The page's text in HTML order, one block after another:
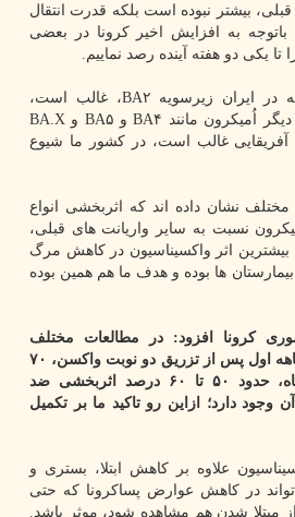
بیشتر نبوده است بلکه قدرت انتقال
باتوجه به افزایش اخیر کرونا در بعضی
یکی دو هفته آینده رصد نماییم.
جماعتی با اشاره به اینکه در ایران زیرسویه BA۲، غالب است،
اضافه کرد: زیرسویه های دیگر اُمیکرون مانند BA۴ و BA۵ و BA.X
آفریقایی غالب است، در کشور ما شیوع
نشان داده اند که اثربخشی انواع
نسبت به سایر واریانت های قبلی،
بیشترین اثر واکسیناسیون در کاهش مرگ
ها بوده و هدف ما هم همین بوده
کرونا افزود: در مطالعات مختلف
مشخص شده که در سه ماهه اول پس از تزریق دو نوبت واکسن، ۷۰
درصد و پس از شش ماه، حدود ۵۰ تا ۶۰ درصد اثربخشی ضد
وجود دارد؛ ازاین رو تاکید ما بر تکمیل
علاوه بر کاهش ابتلا، بستری و
در کاهش عوارض پساکرونا که حتی
مبتلا شدن هم مشاهده شود، موثر باشد.